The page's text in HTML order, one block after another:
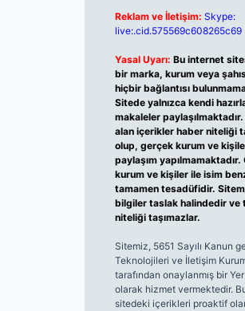
Reklam ve İletişim: Skype:
live:.cid.575569c608265c69
Yasal Uyarı: Bu internet
bir marka, kurum veya
hiçbir bağlantısı
Sitede yalnızca kendi
makaleler
alan içerikler haber niteliği
olup, gerçek kurum ve
paylaşım yapılmamaktadır.
kurum ve kişiler ile isim
tamamen tesadüfidir.
bilgiler taslak halindedir ve
niteliği taşımazlar.
Sitemiz, 5651 Sayılı Kanun
Teknolojileri ve İletişim
tarafından onaylanmış bir Yer
olarak hizmet vermektedir.
sitedeki içerikleri proaktif